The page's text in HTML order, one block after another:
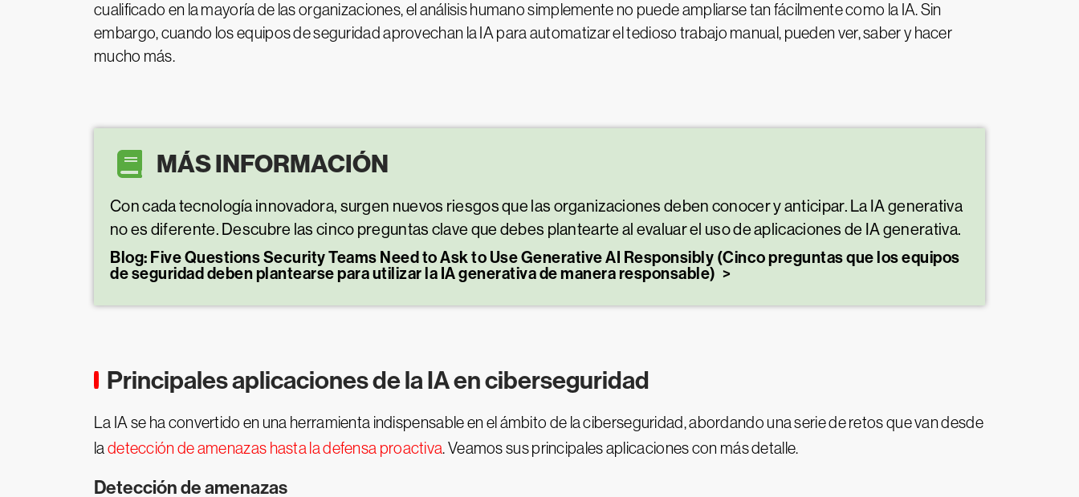
cualificado en la mayoría de las organizaciones, el análisis humano simplemente no puede ampliarse tan fácilmente como la IA. Sin
embargo, cuando los equipos de seguridad aprovechan la IA para automatizar el tedioso trabajo manual, pueden ver, saber y hacer
mucho más.
MÁS INFORMACIÓN
Con cada tecnología innovadora, surgen nuevos riesgos que las organizaciones deben conocer y anticipar. La IA generativa
no es diferente. Descubre las cinco preguntas clave que debes plantearte al evaluar el uso de aplicaciones de IA generativa.
Blog: Five Questions Security Teams Need to Ask to Use Generative AI Responsibly (Cinco preguntas que los equipos
de seguridad deben plantearse para utilizar la IA generativa de manera responsable)
Principales aplicaciones de la IA en ciberseguridad
La IA se ha convertido en una herramienta indispensable en el ámbito de la ciberseguridad, abordando una serie de retos que van desde
la detección de amenazas hasta la defensa proactiva. Veamos sus principales aplicaciones con más detalle.
Detección de amenazas